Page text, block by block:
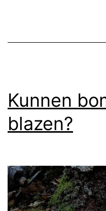
Kunnen
blazen?